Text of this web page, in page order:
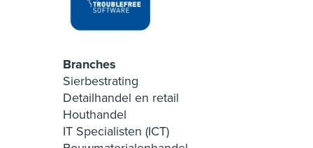
Branches
Sierbestrating
Detailhandel en retail
Houthandel
IT Specialisten (ICT)